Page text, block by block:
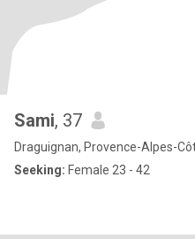
Sami, 37
Draguignan, Provence-Alpes-
Seeking: Female 23 - 42